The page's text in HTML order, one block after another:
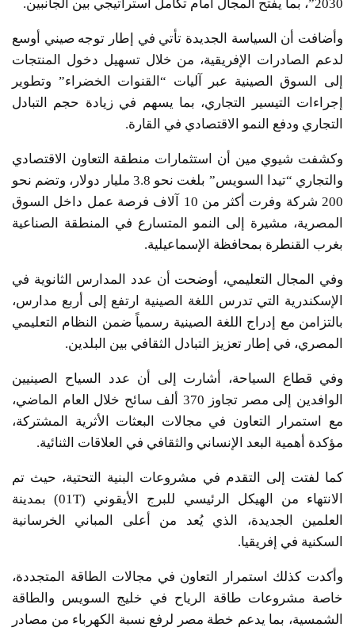
2030”، بما يفتح المجال أمام تكامل استراتيجي بين الجانبين.
وأضافت أن السياسة الجديدة تأتي في إطار توجه صيني أوسع
لدعم الصادرات الإفريقية، من خلال تسهيل دخول المنتجات
إلى السوق الصينية عبر آليات “القنوات الخضراء” وتطوير
إجراءات التيسير التجاري، بما يسهم في زيادة حجم التبادل
التجاري ودفع النمو الاقتصادي في القارة.
وكشفت شيوي مين أن استثمارات منطقة التعاون الاقتصادي
والتجاري “تيدا السويس” بلغت نحو 3.8 مليار دولار، وتضم نحو
200 شركة وفرت أكثر من 10 آلاف فرصة عمل داخل السوق
المصرية، مشيرة إلى النمو المتسارع في المنطقة الصناعية
بغرب القنطرة بمحافظة الإسماعيلية.
وفي المجال التعليمي، أوضحت أن عدد المدارس الثانوية في
الإسكندرية التي تدرس اللغة الصينية ارتفع إلى أربع مدارس،
بالتزامن مع إدراج اللغة الصينية رسمياً ضمن النظام التعليمي
المصري، في إطار تعزيز التبادل الثقافي بين البلدين.
وفي قطاع السياحة، أشارت إلى أن عدد السياح الصينيين
الوافدين إلى مصر تجاوز 370 ألف سائح خلال العام الماضي،
مع استمرار التعاون في مجالات البعثات الأثرية المشتركة،
مؤكدة أهمية البعد الإنساني والثقافي في العلاقات الثنائية.
كما لفتت إلى التقدم في مشروعات البنية التحتية، حيث تم
الانتهاء من الهيكل الرئيسي للبرج الأيقوني (01T) بمدينة
العلمين الجديدة، الذي يُعد من أعلى المباني الخرسانية
السكنية في إفريقيا.
وأكدت كذلك استمرار التعاون في مجالات الطاقة المتجددة،
خاصة مشروعات طاقة الرياح في خليج السويس والطاقة
الشمسية، بما يدعم خطة مصر لرفع نسبة الكهرباء من مصادر